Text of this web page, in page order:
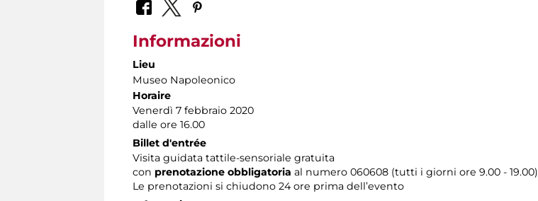
Informazioni
Lieu
Museo Napoleonico
Horaire
Venerdì 7 febbraio 2020
dalle ore 16.00
Billet d'entrée
Visita guidata tattile-sensoriale gratuita
con prenotazione obbligatoria al numero 060608 (tutti i giorni ore 9.00 - 19.00)
Le prenotazioni si chiudono 24 ore prima dell’evento